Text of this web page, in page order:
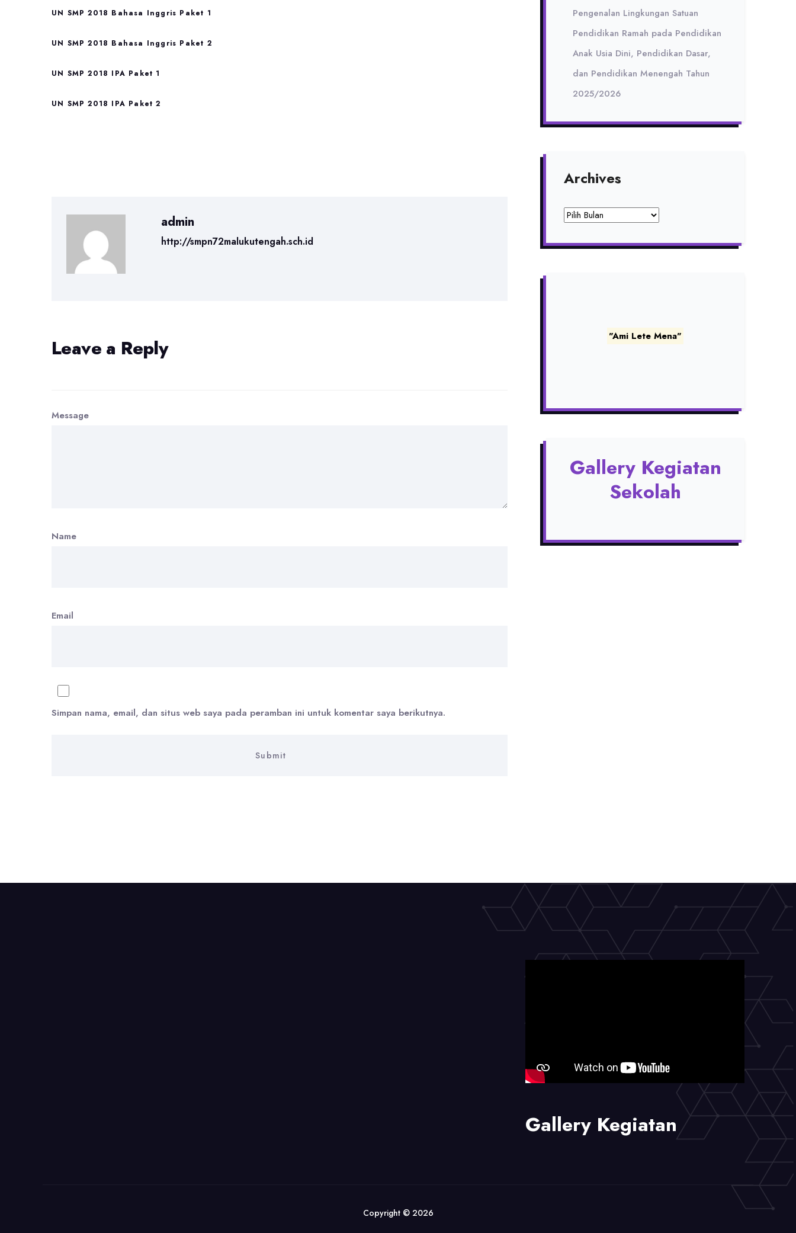
UN SMP 2018 Bahasa Inggris Paket 1
UN SMP 2018 Bahasa Inggris Paket 2
UN SMP 2018 IPA Paket 1
UN SMP 2018 IPA Paket 2
admin
http://smpn72malukutengah.sch.id
Leave a Reply
Message
Name
Email
Simpan nama, email, dan situs web saya pada peramban ini untuk komentar saya berikutnya.
Pengenalan Lingkungan Satuan
Pendidikan Ramah pada Pendidikan
Anak Usia Dini, Pendidikan Dasar,
dan Pendidikan Menengah Tahun
2025/2026
Archives
Archives
"Ami Lete Mena"
Gallery Kegiatan
Sekolah
Gallery Kegiatan
Copyright © 2026